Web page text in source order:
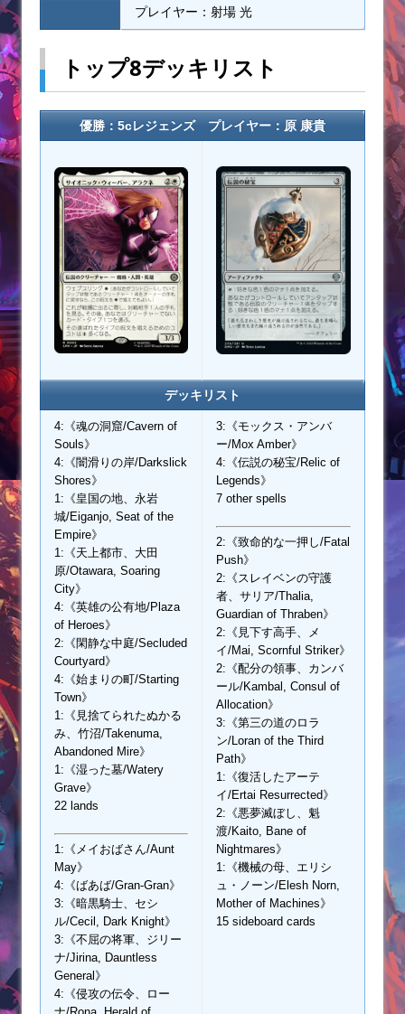
プレイヤー：射場 光
トップ8デッキリスト
優勝：5cレジェンズ プレイヤー：原 康貴
デッキリスト
4:《魂の洞窟/Cavern of
Souls》
4:《闇滑りの岸/Darkslick
Shores》
1:《皇国の地、永岩
城/Eiganjo, Seat of the
Empire》
1:《天上都市、大田
原/Otawara, Soaring
City》
4:《英雄の公有地/Plaza
of Heroes》
2:《閑静な中庭/Secluded
Courtyard》
4:《始まりの町/Starting
Town》
1:《見捨てられたぬかる
み、竹沼/Takenuma,
Abandoned Mire》
1:《湿った墓/Watery
Grave》
22 lands
1:《メイおばさん/Aunt
May》
4:《ばあば/Gran-Gran》
3:《暗黒騎士、セシ
ル/Cecil, Dark Knight》
3:《不屈の将軍、ジリー
ナ/Jirina, Dauntless
General》
4:《侵攻の伝令、ロー
3:《モックス・アンバ
ー/Mox Amber》
4:《伝説の秘宝/Relic of
Legends》
7 other spells
2:《致命的な一押し/Fatal
Push》
2:《スレイベンの守護
者、サリア/Thalia,
Guardian of Thraben》
2:《見下す高手、メ
イ/Mai, Scornful Striker》
2:《配分の領事、カンバ
ール/Kambal, Consul of
Allocation》
3:《第三の道のロラ
ン/Loran of the Third
Path》
1:《復活したアーテ
イ/Ertai Resurrected》
2:《悪夢滅ぼし、魁
渡/Kaito, Bane of
Nightmares》
1:《機械の母、エリシ
ュ・ノーン/Elesh Norn,
Mother of Machines》
15 sideboard cards